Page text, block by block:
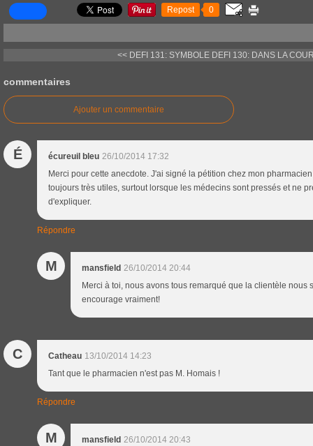
Repost 0
<< DEFI 131: SYMBOLE DEFI 130: DANS LA
commentaires
Ajouter un commentaire
É écureuil bleu 26/10/2014 17:32
Merci pour cette anecdote. J'ai signé la pétition chez mon
toujours très utiles, surtout lorsque les médecins sont pressés et ne
d'expliquer.
Répondre
M mansfield 26/10/2014 20:44
Merci à toi, nous avons tous remarqué que la clientèle nous
encourage vraiment!
C Catheau 13/10/2014 14:23
Tant que le pharmacien n'est pas M. Homais !
Répondre
M mansfield 26/10/2014 20:43